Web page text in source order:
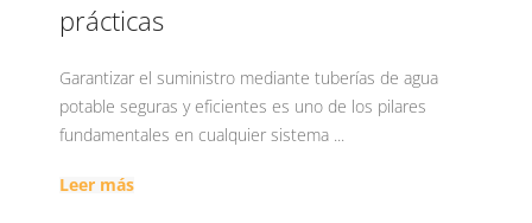
prácticas
Garantizar el suministro mediante tuberías de agua
potable seguras y eficientes es uno de los pilares
fundamentales en cualquier sistema ...
Leer más